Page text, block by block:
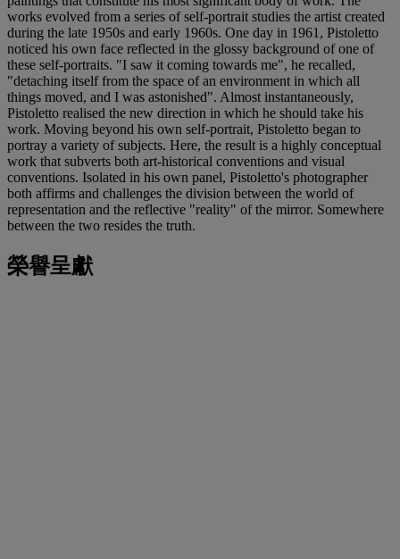
works evolved from a series of self-portrait studies the artist created
during the late 1950s and early 1960s. One day in 1961, Pistoletto
noticed his own face reflected in the glossy background of one of
these self-portraits. "I saw it coming towards me", he recalled,
"detaching itself from the space of an environment in which all
things moved, and I was astonished". Almost instantaneously,
Pistoletto realised the new direction in which he should take his
work. Moving beyond his own self-portrait, Pistoletto began to
portray a variety of subjects. Here, the result is a highly conceptual
work that subverts both art-historical conventions and visual
conventions. Isolated in his own panel, Pistoletto's photographer
both affirms and challenges the division between the world of
representation and the reflective "reality" of the mirror. Somewhere
between the two resides the truth.
榮譽呈獻